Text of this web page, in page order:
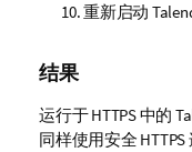
重新启动
结果
运行于 HTTPS 中的
同样使用安全